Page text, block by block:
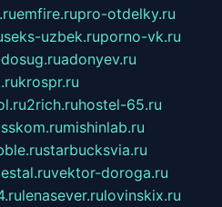
emfire.rupro-otdelky.ru
seks-uzbek.ruporno-vk.ru
adonyev.ru
krospr.ru
2rich.ruhostel-65.ru
mishinlab.ru
starbucksvia.ru
vektor-doroga.ru
lenasever.rulovinskix.ru